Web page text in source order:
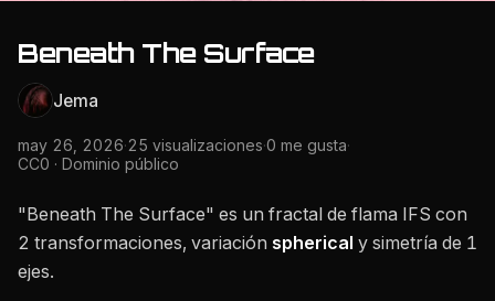
Beneath The Surface
Jema
may 26, 2026·25 visualizaciones·0 me gusta·
CC0 · Dominio público
"Beneath The Surface" es un fractal de flama IFS con
2 transformaciones, variación spherical y simetría de 1
ejes.